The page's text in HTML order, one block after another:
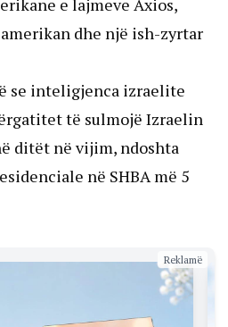
e lajmeve Axios,
dhe një ish-zyrtar
se inteligjenca izraelite
të sulmojë Izraelin
ditët në vijim, ndoshta
në SHBA më 5
Reklamë